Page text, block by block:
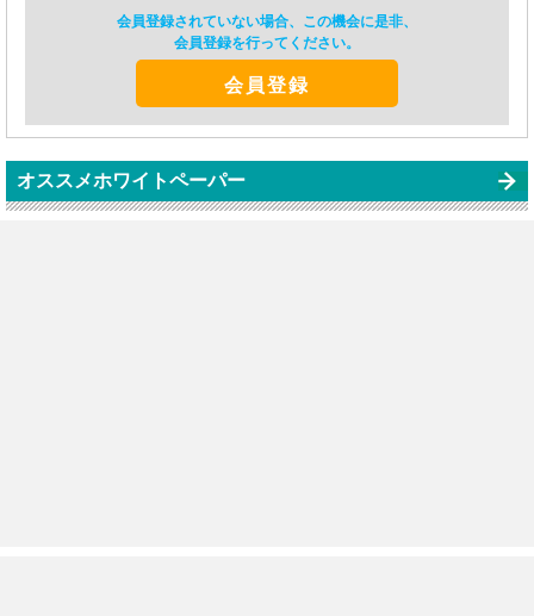
会員登録されていない場合、この機会に是非、
会員登録を行ってください。
会員登録
オススメホワイトペーパー